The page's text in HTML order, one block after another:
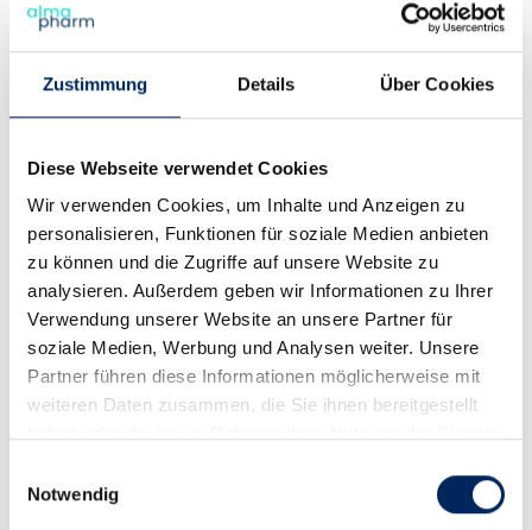
Zustimmung Details Über Cookies
Diese Webseite verwendet Cookies
Wir verwenden Cookies, um Inhalte und Anzeigen zu
personalisieren, Funktionen für soziale Medien anbieten
zu können und die Zugriffe auf unsere Website zu
analysieren. Außerdem geben wir Informationen zu Ihrer
Verwendung unserer Website an unsere Partner für
soziale Medien, Werbung und Analysen weiter. Unsere
Partner führen diese Informationen möglicherweise mit
weiteren Daten zusammen, die Sie ihnen bereitgestellt
Notwendig
Vitalstoffe für die Atemwege
Vitalstoffe für den Darm
Ergänzungsfuttermittel für
mit Allgäuer Alpengras
raschen Rekonvaleszenz /
Energieversorgung
Ergänzungsfuttermittel für
mit Allgäuer Alpengras
raschen Rekonvaleszenz /
Energieversorgung
allrodin® Sedarom Tabletten
100 Stück
Ergänzungsfuttermittel für
Kaninchen, Meerschweinchen
und Kleinnager
mit Allgäuer Alpengras
Vitalstoffe für das Nervensystem
allrodin® UTI Tabletten 100
Stück
Ergänzungsfuttermittel für
Kaninchen, Meerschweinchen
und Kleinnager
mit Allgäuer Alpengras
Vitalstoffe für den Harntrakt
Almazyme® Pulver 120 g
Hunde und Katzen
Almazyme® Pulver 500 g
Vitalstoffe für optimalen